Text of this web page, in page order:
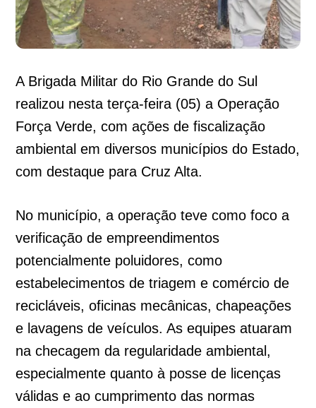
A Brigada Militar do Rio Grande do Sul
realizou nesta terça-feira (05) a Operação
Força Verde, com ações de fiscalização
ambiental em diversos municípios do Estado,
com destaque para Cruz Alta.
No município, a operação teve como foco a
verificação de empreendimentos
potencialmente poluidores, como
estabelecimentos de triagem e comércio de
recicláveis, oficinas mecânicas, chapeações
e lavagens de veículos. As equipes atuaram
na checagem da regularidade ambiental,
especialmente quanto à posse de licenças
válidas e ao cumprimento das normas